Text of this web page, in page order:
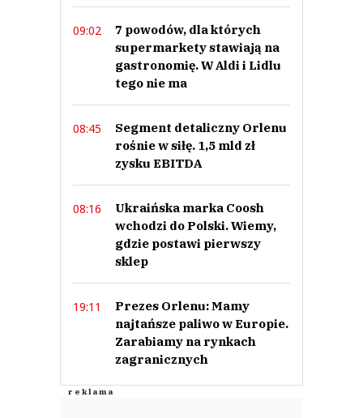
09:02
7 powodów, dla których
supermarkety stawiają na
gastronomię. W Aldi i Lidlu
tego nie ma
08:45
Segment detaliczny Orlenu
rośnie w siłę. 1,5 mld zł
zysku EBITDA
08:16
Ukraińska marka Coosh
wchodzi do Polski. Wiemy,
gdzie postawi pierwszy
sklep
19:11
Prezes Orlenu: Mamy
najtańsze paliwo w Europie.
Zarabiamy na rynkach
zagranicznych